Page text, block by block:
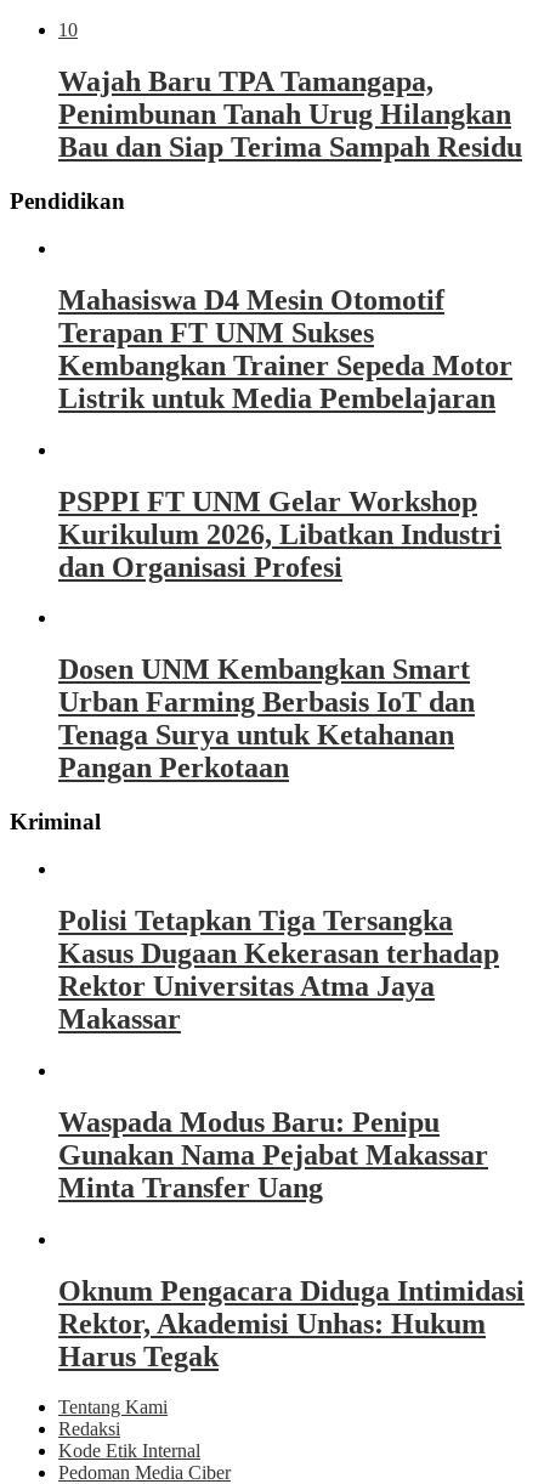
10
Wajah Baru TPA Tamangapa,
Penimbunan Tanah Urug Hilangkan
Bau dan Siap Terima Sampah Residu
Pendidikan
Mahasiswa D4 Mesin Otomotif
Terapan FT UNM Sukses
Kembangkan Trainer Sepeda Motor
Listrik untuk Media Pembelajaran
PSPPI FT UNM Gelar Workshop
Kurikulum 2026, Libatkan Industri
dan Organisasi Profesi
Dosen UNM Kembangkan Smart
Urban Farming Berbasis IoT dan
Tenaga Surya untuk Ketahanan
Pangan Perkotaan
Kriminal
Polisi Tetapkan Tiga Tersangka
Kasus Dugaan Kekerasan terhadap
Rektor Universitas Atma Jaya
Makassar
Waspada Modus Baru: Penipu
Gunakan Nama Pejabat Makassar
Minta Transfer Uang
Oknum Pengacara Diduga Intimidasi
Rektor, Akademisi Unhas: Hukum
Harus Tegak
Tentang Kami
Redaksi
Kode Etik Internal
Pedoman Media Ciber